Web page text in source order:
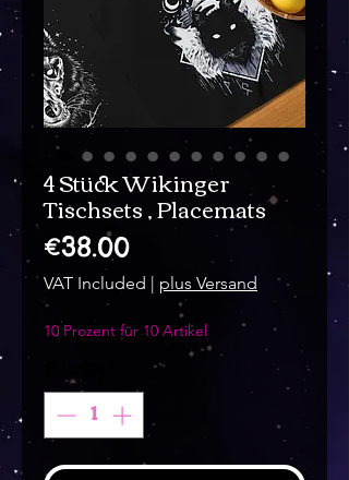
4 Stück Wikinger
Tischsets , Placemats
€38.00Price
VAT Included | plus Versand
10 Prozent für 10 Artikel